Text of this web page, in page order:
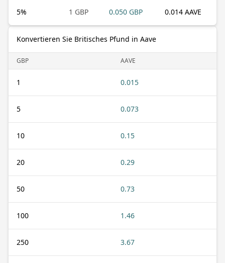
5% 1 GBP 0.050 GBP 0.014 AAVE
Konvertieren Sie Britisches Pfund in Aave
GBP AAVE
1 0.015
5 0.073
10 0.15
20 0.29
50 0.73
100 1.46
250 3.67